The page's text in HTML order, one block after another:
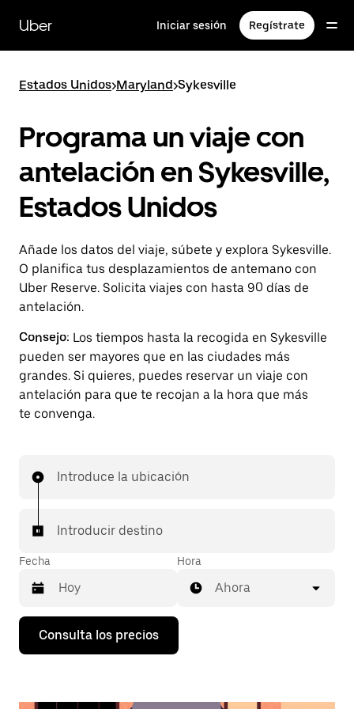
contenido
principal
Uber Iniciar sesión Regístrate
Estados Unidos>Maryland>Sykesville
Programa un viaje con
antelación en Sykesville,
Estados Unidos
Añade los datos del viaje, súbete y explora Sykesville.
O planifica tus desplazamientos de antemano con
Uber Reserve. Solicita viajes con hasta 90 días de
antelación.
Consejo: Los tiempos hasta la recogida en Sykesville
pueden ser mayores que en las ciudades más
grandes. Si quieres, puedes reservar un viaje con
antelación para que te recojan a la hora que más
te convenga.
Introduce la ubicación
Introducir destino
Fecha
Pulsa
flecha
Hora
Ahora
Consulta los precios